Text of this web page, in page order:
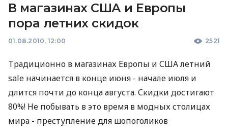
В магазинах США и Европы
пора летних скидок
01.08.2010, 12:00 2521
Традиционно в магазинах Европы и США летний
sale начинается в конце июня - начале июля и
длится почти до конца августа. Скидки достигают
80%! Не побывать в это время в модных столицах
мира - преступление для шопоголиков